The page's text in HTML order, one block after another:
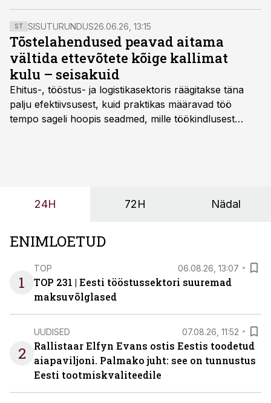
mida müüakse selles firmas enim Venemaale.
ST SISUTURUNDUS26.06.26, 13:15
Tõstelahendused peavad aitama
vältida ettevõtete kõige kallimat
kulu – seisakuid
Ehitus-, tööstus- ja logistikasektoris räägitakse täna
palju efektiivsusest, kuid praktikas määravad töö
tempo sageli hoopis seadmed, mille töökindlusest
24H 72H Nädal
ENIMLOETUD
1
TOP 06.08.26, 13:07
TOP 231 | Eesti tööstussektori suuremad
maksuvõlglased
2
UUDISED 07.08.26, 11:52
Rallistaar Elfyn Evans ostis Eestis toodetud
aiapaviljoni. Palmako juht: see on tunnustus
Eesti tootmiskvaliteedile